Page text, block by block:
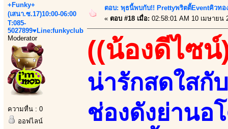
+Funky+
(เสนา.ซ.17)10:00-06:00
T:085-
5027899♥Line:funkyclub
Moderator
ความหื่น : 0
ออฟไลน์
ตอบ: พุธนี้พบกับ!! Prettyพริตตี้Eventคิวทอ
« ตอบ #18 เมื่อ: 02:58:01 AM 10 เมษายน
((น้องดีไซน์
น่ารักสดใสกั
ช่องดังย่านอ